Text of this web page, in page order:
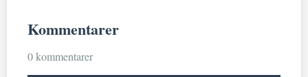
Kommentarer
0 kommentarer